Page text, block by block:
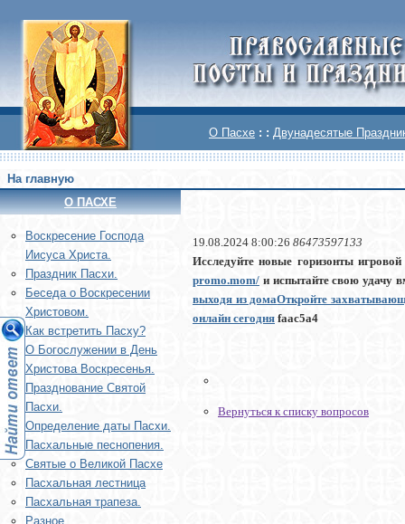
О Пасхе : : Двунадесятые
На главную
О ПАСХЕ
Воскреcение Господа
Иисуса Христа.
Праздник Пасхи.
Беседа о Воскресении
Христовом.
Как встретить Пасху?
О Богослужении в День
Христова Воскресенья.
Празднование Святой
Пасхи.
Определение даты Пасхи.
Пасхальные песнопения.
Святые о Великой Пасхе
Пасхальная лестница
Пасхальная трапеза.
Разное.
19.08.2024 8:00:26 86473597133
Исследуйте новые горизонты
promo.mom/ и испытайте свою удачу
выходя из домаОткройте
онлайн сегодня faac5a4
Вернуться к списку вопросов